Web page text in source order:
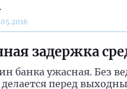
задержка
банка ужасная. Без
делается перед